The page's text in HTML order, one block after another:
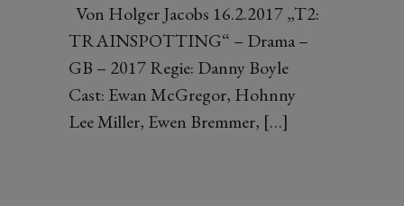
Von Holger Jacobs 16.2.2017 „T2:
TRAINSPOTTING“ – Drama –
GB – 2017 Regie: Danny Boyle
Cast: Ewan McGregor, Hohnny
Lee Miller, Ewen Bremmer, […]